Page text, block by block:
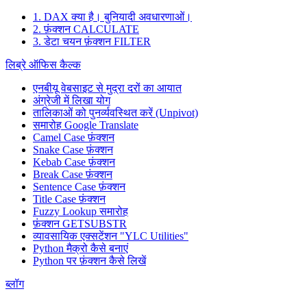
1. DAX क्या है। बुनियादी अवधारणाओं।
2. फ़ंक्शन CALCULATE
3. डेटा चयन फ़ंक्शन FILTER
लिब्रे ऑफिस कैल्क
एनबीयू वेबसाइट से मुद्रा दरों का आयात
अंग्रेजी में लिखा योग
तालिकाओं को पुनर्व्यवस्थित करें (Unpivot)
समारोह Google Translate
Camel Case फ़ंक्शन
Snake Case फ़ंक्शन
Kebab Case फ़ंक्शन
Break Case फ़ंक्शन
Sentence Case फ़ंक्शन
Title Case फ़ंक्शन
Fuzzy Lookupसमारोह
फ़ंक्शन GETSUBSTR
व्यावसायिक एक्सटेंशन "YLC Utilities"
Python मैक्रो कैसे बनाएं
Python पर फ़ंक्शन कैसे लिखें
ब्लॉग